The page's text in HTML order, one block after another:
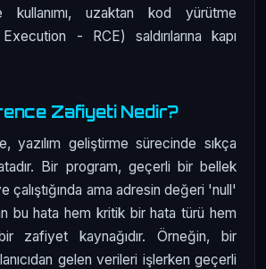
kullanımı, uzaktan kod yürütme
- RCE) saldırılarına kapı
Zafiyeti Nedir?
yazılım geliştirme sürecinde sıkça
Bir program, geçerli bir bellek
çalıştığında ama adresin değeri 'null'
bu hata hem kritik bir hata türü hem
zafiyet kaynağıdır. Örneğin, bir
gelen verileri işlerken geçerli